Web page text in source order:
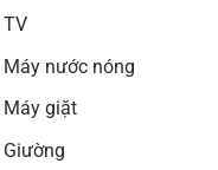
TV
Máy nước nóng
Máy giặt
Giường